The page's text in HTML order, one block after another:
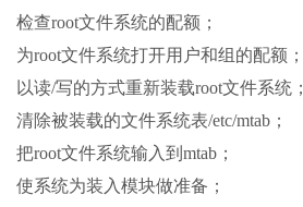
检查root文件系统的配额；
为root文件系统打开用户和组的配额；
以读/写的方式重新装载root文件系统；
清除被装载的文件系统表/etc/mtab；
把root文件系统输入到mtab；
使系统为装入模块做准备；